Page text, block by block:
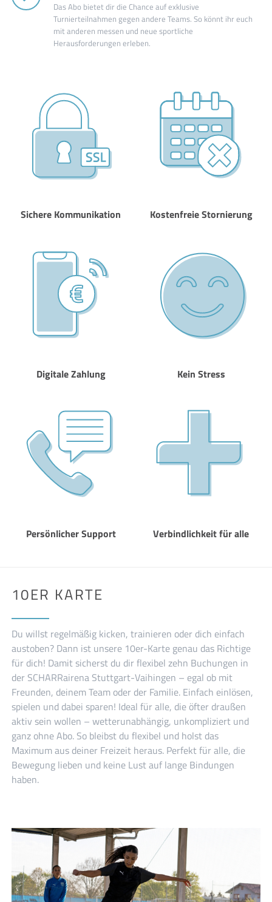
Das Abo bietet dir die Chance auf exklusive
Turnierteilnahmen gegen andere Teams. So könnt ihr euch
mit anderen messen und neue sportliche
Herausforderungen erleben.
Sichere Kommunikation Kostenfreie Stornierung
Digitale Zahlung Kein Stress
Persönlicher Support Verbindlichkeit für alle
10ER KARTE
Du willst regelmäßig kicken, trainieren oder dich einfach
austoben? Dann ist unsere 10er-Karte genau das Richtige
für dich! Damit sicherst du dir flexibel zehn Buchungen in
der SCHARRairena Stuttgart-Vaihingen – egal ob mit
Freunden, deinem Team oder der Familie. Einfach einlösen,
spielen und dabei sparen! Ideal für alle, die öfter draußen
aktiv sein wollen – wetterunabhängig, unkompliziert und
ganz ohne Abo. So bleibst du flexibel und holst das
Maximum aus deiner Freizeit heraus. Perfekt für alle, die
Bewegung lieben und keine Lust auf lange Bindungen
haben.